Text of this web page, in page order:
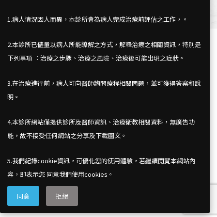
電話：(02) 2888-1154
傳真：(02) 2888-1156
1.病人情況因人而異，本診所會為病人完成治療前評估之工作，。
2.本診所已儘量以病人所能瞭解之方式，解釋治療之相關資訊，特別是
下列事項 ：治療之步驟、治療之風險、治療後可能出現之症狀。
3.在治療進行前，病人可向醫師詢問療程相關問題，並可獲得答案和說
明。
4.本診所網站僅提供診所及醫師資訊、治療衛教相關資料，無廣告功
能，故不接受任何網站之分享及下載圖文。
5.我們紀錄cookie資訊，可優化您的使用體驗，若繼續閱覽本網站內
容，即表示您 同意我們使用cookies。
同意 拒絕